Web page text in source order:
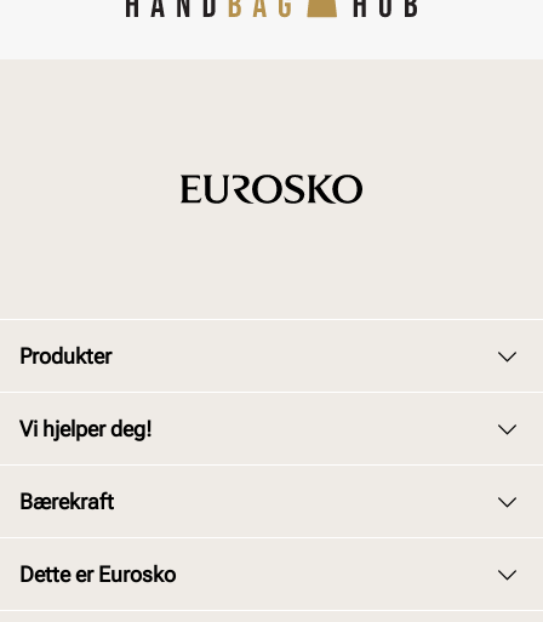
Produkter
Barn
Vi hjelper deg!
Kjøpsbetingelser
Bærekraft
Dette er Eurosko